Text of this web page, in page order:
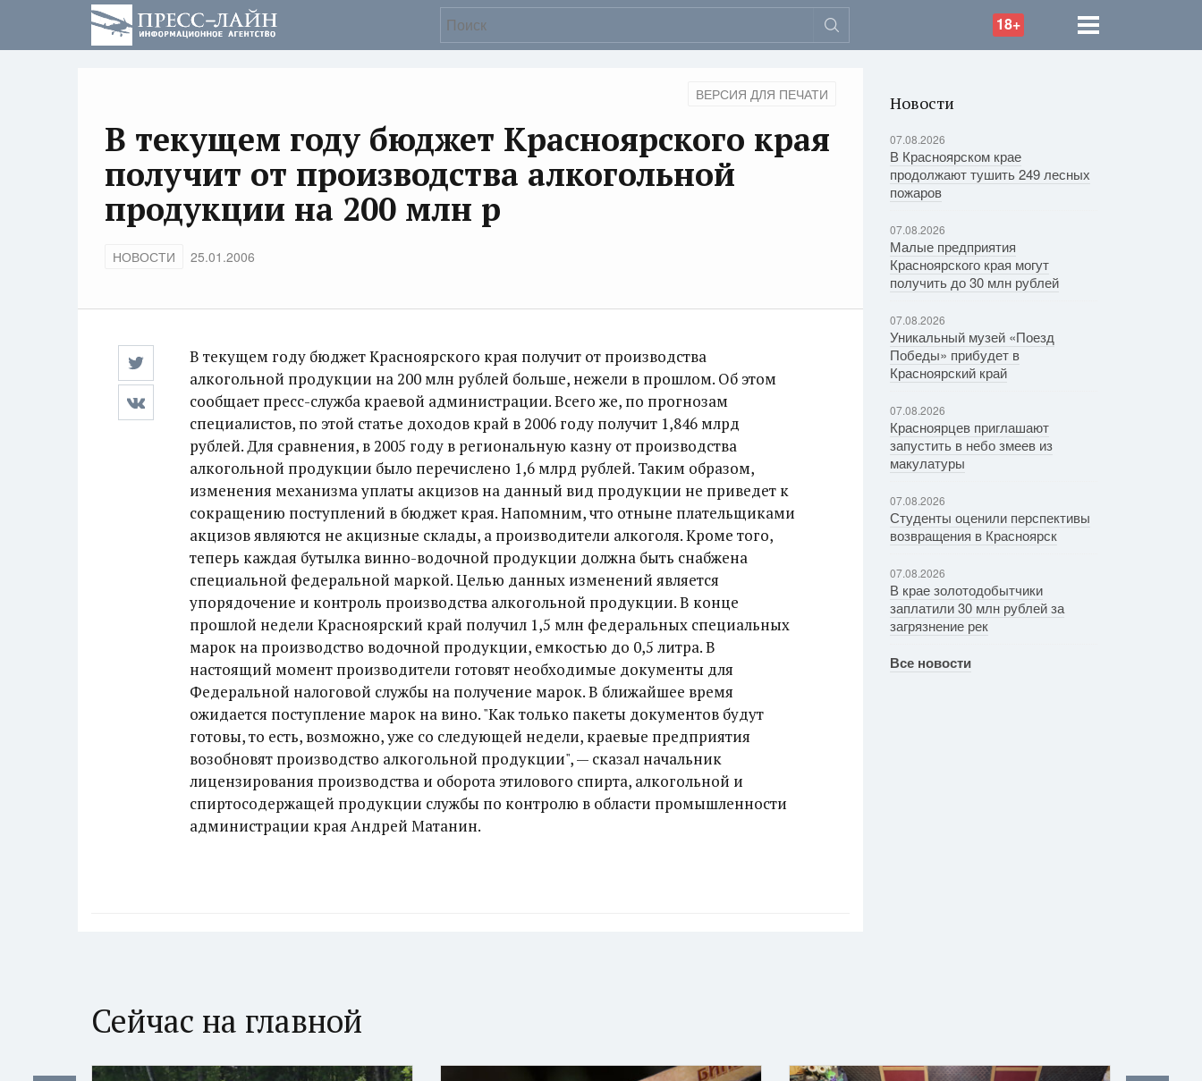
18+
ВЕРСИЯ ДЛЯ ПЕЧАТИ
В текущем году бюджет Красноярского края
получит от производства алкогольной
продукции на 200 млн р
НОВОСТИ 25.01.2006
В текущем году бюджет Красноярского края получит от производства
алкогольной продукции на 200 млн рублей больше, нежели в прошлом. Об этом
сообщает пресс-служба краевой администрации. Всего же, по прогнозам
специалистов, по этой статье доходов край в 2006 году получит 1,846 млрд
рублей. Для сравнения, в 2005 году в региональную казну от производства
алкогольной продукции было перечислено 1,6 млрд рублей. Таким образом,
изменения механизма уплаты акцизов на данный вид продукции не приведет к
сокращению поступлений в бюджет края. Напомним, что отныне плательщиками
акцизов являются не акцизные склады, а производители алкоголя. Кроме того,
теперь каждая бутылка винно-водочной продукции должна быть снабжена
специальной федеральной маркой. Целью данных изменений является
упорядочение и контроль производства алкогольной продукции. В конце
прошлой недели Красноярский край получил 1,5 млн федеральных специальных
марок на производство водочной продукции, емкостью до 0,5 литра. В
настоящий момент производители готовят необходимые документы для
Федеральной налоговой службы на получение марок. В ближайшее время
ожидается поступление марок на вино. "Как только пакеты документов будут
готовы, то есть, возможно, уже со следующей недели, краевые предприятия
возобновят производство алкогольной продукции", — сказал начальник
лицензирования производства и оборота этилового спирта, алкогольной и
спиртосодержащей продукции службы по контролю в области промышленности
администрации края Андрей Матанин.
Новости
07.08.2026
В Красноярском крае
продолжают тушить 249 лесных
пожаров
07.08.2026
Малые предприятия
Красноярского края могут
получить до 30 млн рублей
07.08.2026
Уникальный музей «Поезд
Победы» прибудет в
Красноярский край
07.08.2026
Красноярцев приглашают
запустить в небо змеев из
макулатуры
07.08.2026
Студенты оценили перспективы
возвращения в Красноярск
07.08.2026
В крае золотодобытчики
заплатили 30 млн рублей за
загрязнение рек
Все новости
Сейчас на главной